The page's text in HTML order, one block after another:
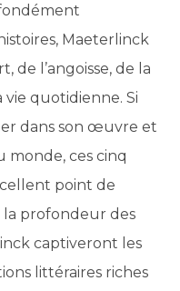
Maeterlinck
de l’angoisse, de la
vie quotidienne. Si
dans son œuvre et
monde, ces cinq
point de
la profondeur des
captiveront les
littéraires riches